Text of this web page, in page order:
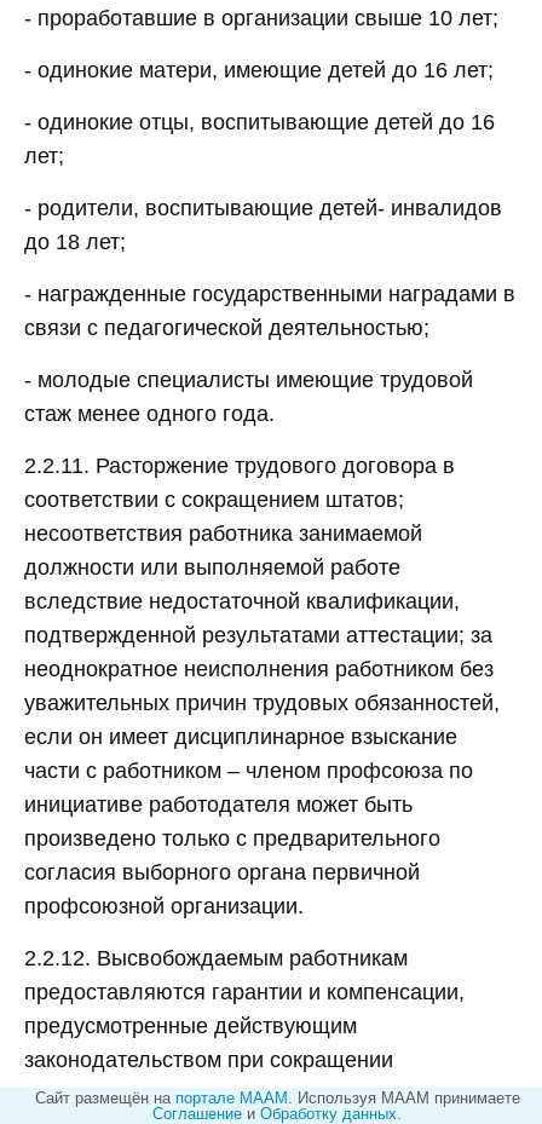
- проработавшие в организации свыше 10 лет;
- одинокие матери, имеющие детей до 16 лет;
- одинокие отцы, воспитывающие детей до 16
лет;
- родители, воспитывающие детей- инвалидов
до 18 лет;
- награжденные государственными наградами в
связи с педагогической деятельностью;
- молодые специалисты имеющие трудовой
стаж менее одного года.
2.2.11. Расторжение трудового договора в
соответствии с сокращением штатов;
несоответствия работника занимаемой
должности или выполняемой работе
вследствие недостаточной квалификации,
подтвержденной результатами аттестации; за
неоднократное неисполнения работником без
уважительных причин трудовых обязанностей,
если он имеет дисциплинарное взыскание
части с работником – членом профсоюза по
инициативе работодателя может быть
произведено только с предварительного
согласия выборного органа первичной
профсоюзной организации.
2.2.12. Высвобождаемым работникам
предоставляются гарантии и компенсации,
предусмотренные действующим
законодательством при сокращении
численности штата.
Сайт размещён на портале МААМ . Используя МААМ принимаете
Соглашение и Обработку данных.